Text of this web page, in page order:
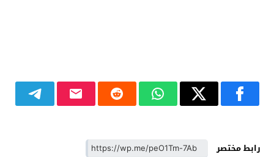
رابط مختصر